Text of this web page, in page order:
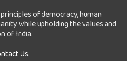
of democracy, human
while upholding the values and
of India.
Us.